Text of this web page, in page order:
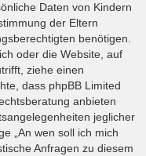
Daten von Kindern
der Eltern
benötigen.
oder die Website, auf
ziehe einen
dass phpBB Limited
anbieten
jeglicher
„An wen soll ich mich
Anfragen zu diesem